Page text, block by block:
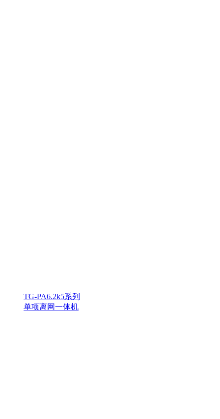
TG-PA6.2k5系列
单项离网一体机